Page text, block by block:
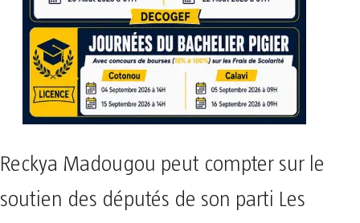
Reckya Madougou peut compter sur le
soutien des députés de son parti Les